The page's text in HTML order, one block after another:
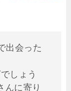
出会った
しょう
んに寄り